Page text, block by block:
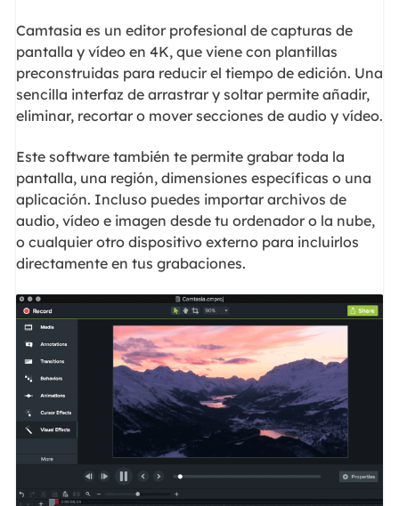
Camtasia es un editor profesional de capturas de
pantalla y vídeo en 4K, que viene con plantillas
preconstruidas para reducir el tiempo de edición. Una
sencilla interfaz de arrastrar y soltar permite añadir,
eliminar, recortar o mover secciones de audio y vídeo.
Este software también te permite grabar toda la
pantalla, una región, dimensiones específicas o una
aplicación. Incluso puedes importar archivos de
audio, vídeo e imagen desde tu ordenador o la nube,
o cualquier otro dispositivo externo para incluirlos
directamente en tus grabaciones.